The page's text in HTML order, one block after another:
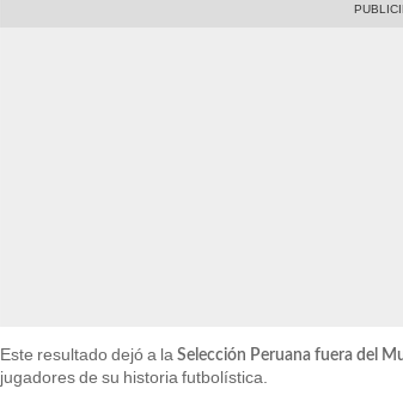
Este resultado dejó a la Selección Peruana fuera del
jugadores de su historia futbolística.